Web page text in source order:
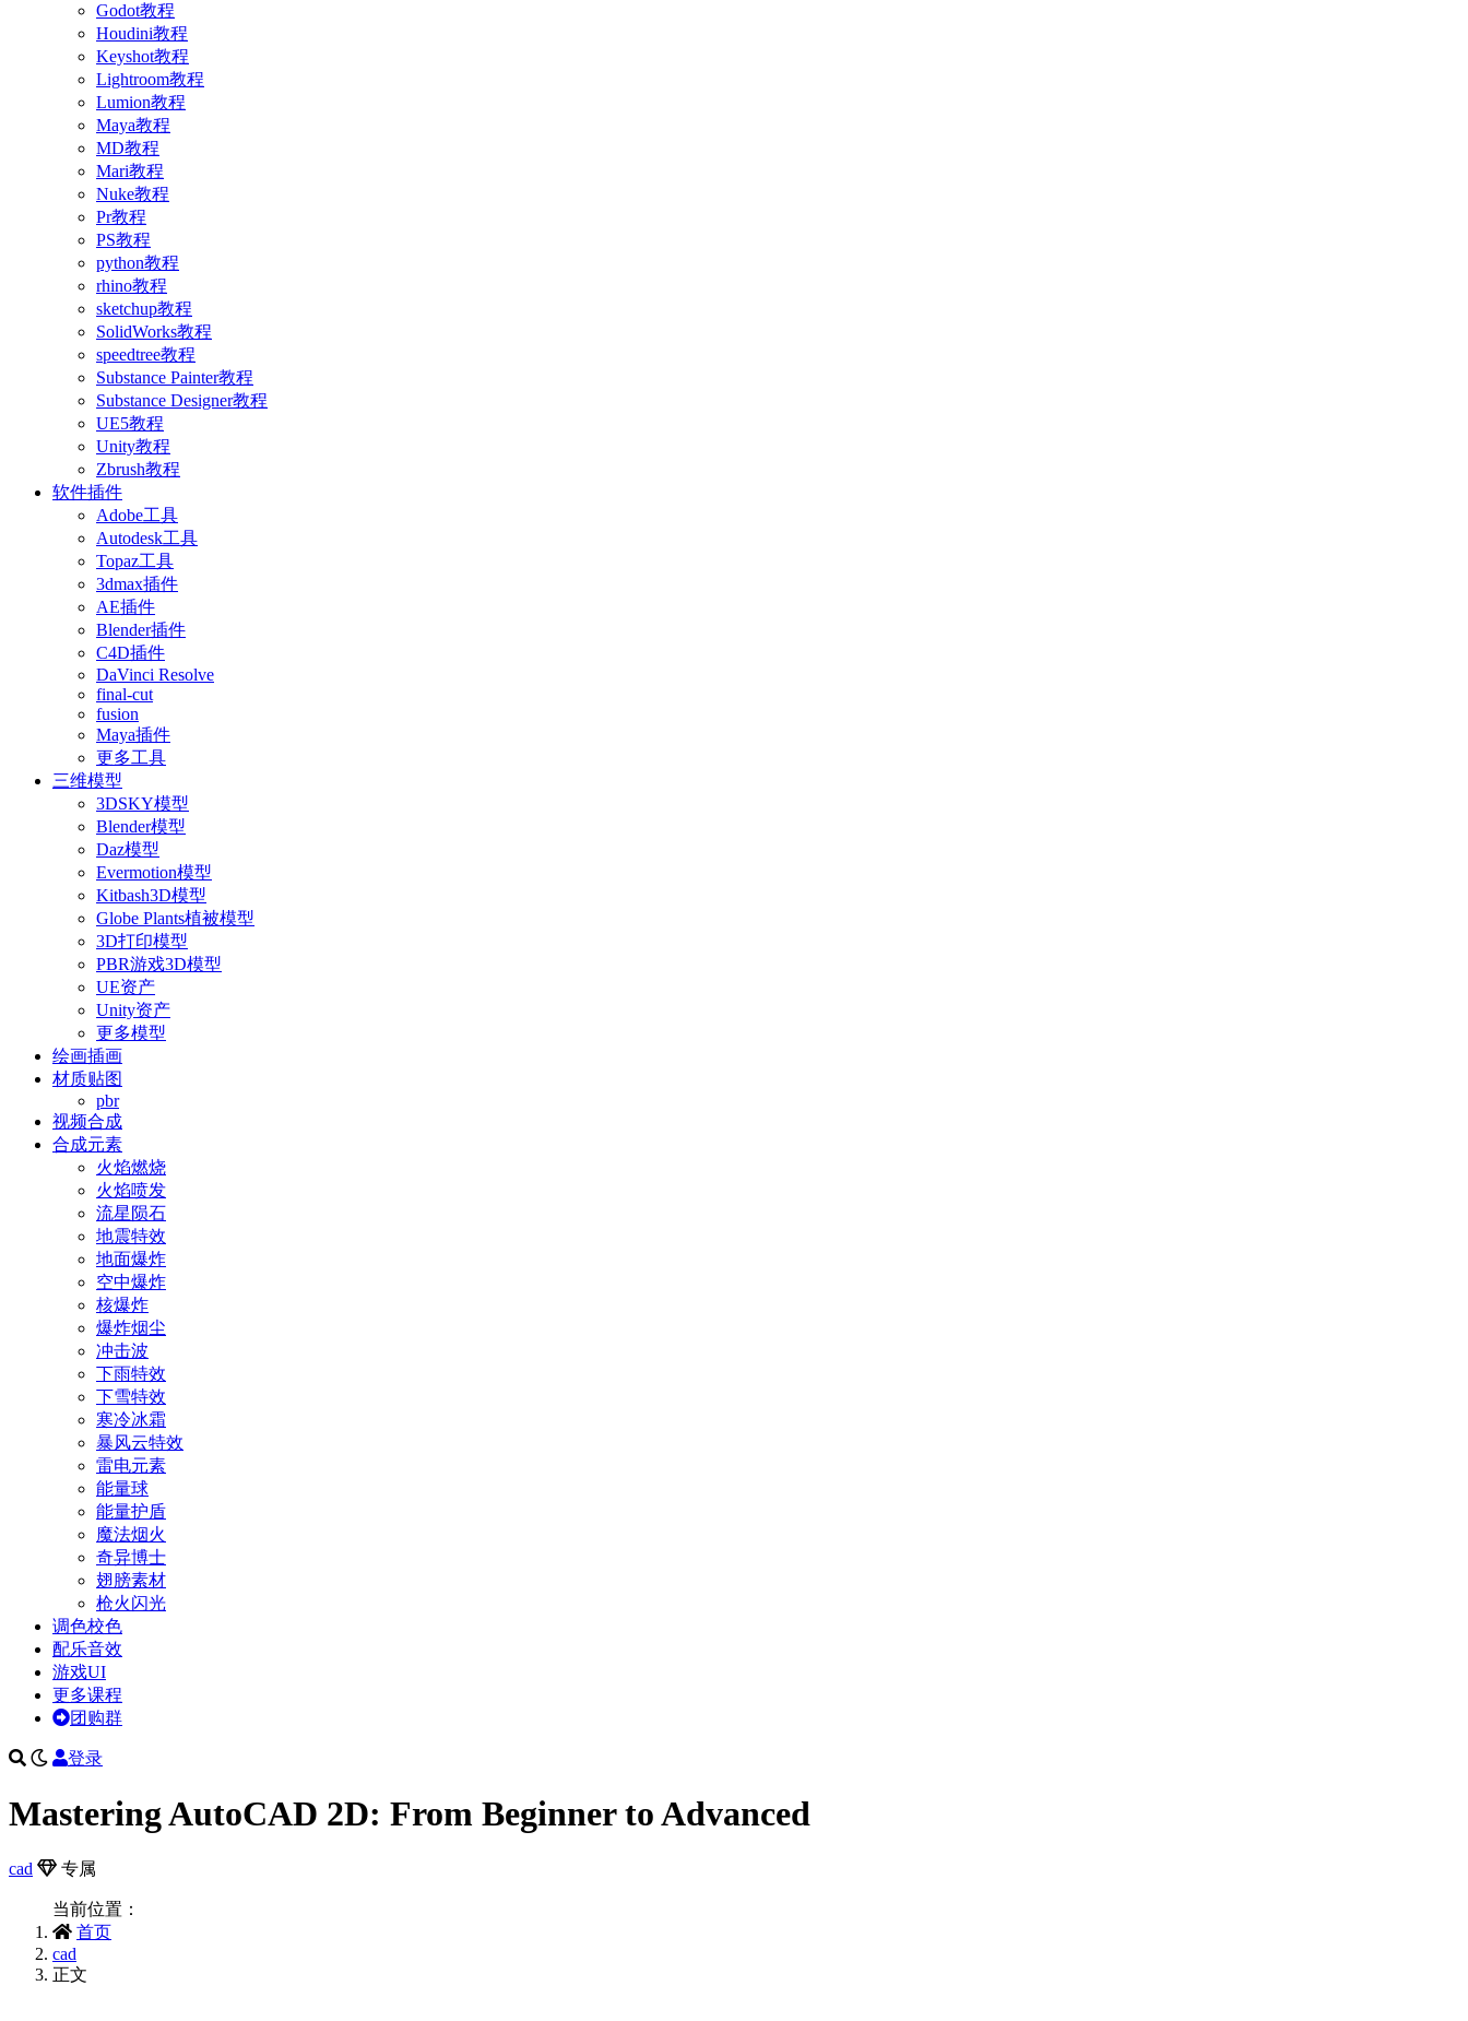
Godot教程
Houdini教程
Keyshot教程
Lightroom教程
Lumion教程
Maya教程
MD教程
Mari教程
Nuke教程
Pr教程
PS教程
python教程
rhino教程
sketchup教程
SolidWorks教程
speedtree教程
Substance Painter教程
Substance Designer教程
UE5教程
Unity教程
Zbrush教程
软件插件
Adobe工具
Autodesk工具
Topaz工具
3dmax插件
AE插件
Blender插件
C4D插件
DaVinci Resolve
final-cut
fusion
Maya插件
更多工具
三维模型
3DSKY模型
Blender模型
Daz模型
Evermotion模型
Kitbash3D模型
Globe Plants植被模型
3D打印模型
PBR游戏3D模型
UE资产
Unity资产
更多模型
绘画插画
材质贴图
pbr
视频合成
合成元素
火焰燃烧
火焰喷发
流星陨石
地震特效
地面爆炸
空中爆炸
核爆炸
爆炸烟尘
冲击波
下雨特效
下雪特效
寒冷冰霜
暴风云特效
雷电元素
能量球
能量护盾
魔法烟火
奇异博士
翅膀素材
枪火闪光
调色校色
配乐音效
游戏UI
更多课程
团购群
登录
Mastering AutoCAD 2D: From Beginner to Advanced
cad 专属
当前位置：
首页
cad
正文